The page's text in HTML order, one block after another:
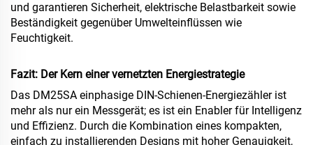
und garantieren Sicherheit, elektrische Belastbarkeit sowie
Beständigkeit gegenüber Umwelteinflüssen wie
Feuchtigkeit.
Fazit: Der Kern einer vernetzten Energiestrategie
Das DM25SA einphasige DIN-Schienen-Energiezähler ist
mehr als nur ein Messgerät; es ist ein Enabler für Intelligenz
und Effizienz. Durch die Kombination eines kompakten,
einfach zu installierenden Designs mit hoher Genauigkeit,